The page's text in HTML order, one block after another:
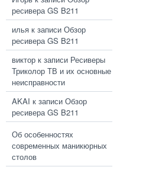
ресивера GS B211
илья к записи Обзор
ресивера GS B211
виктор к записи Ресиверы
Триколор ТВ и их основные
неисправности
AKAI к записи Обзор
ресивера GS B211
Об особенностях
современных маникюрных
столов